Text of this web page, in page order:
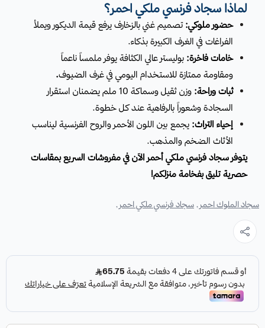
لماذا سجاد فرنسي ملكي احمر؟
حضور ملوكي: تصميم غني بالزخارف يرفع قيمة الديكور ويملأ
الفراغات في الغرف الكبيرة بذكاء.
خامات فاخرة: بوليستر عالي الكثافة يوفر ملمساً ناعماً
ومقاومة ممتازة للاستخدام اليومي في غرف الضيوف.
ثبات وراحة:
وزن ثقيل وسماكة 10 ملم يضمنان استقرار
السجادة وشعوراً بالرفاهية عند كل خطوة.
إحياء التراث: يجمع بين اللون الأحمر والروح الفرنسية ليناسب
الأثاث الضخم والمذهب.
يتوفر سجاد فرنسي ملكي أحمر الآن في مفروشات السريع بمقاسات
حصرية تليق بفخامة منزلكم!
سجاد الملوك احمر , سجاد فرنسي ملكي احمر ,